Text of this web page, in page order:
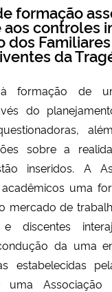
formação
aos controles
dos
da
formação de
do
sobre a
inseridos. A
uma
mercado de
discentes
da uma
estabelecidas
uma Associação